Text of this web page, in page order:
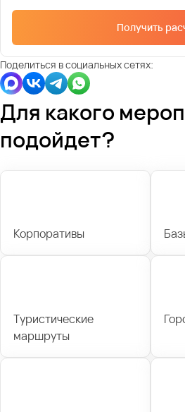
Получить
Поделиться в социальных сетях:
Для какого
подойдет?
Корпоративы
Туристические
маршруты